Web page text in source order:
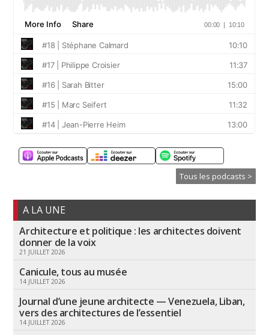
Tous les podcasts >
A LA UNE
Architecture et politique : les architectes doivent
donner de la voix
21 JUILLET 2026
Canicule, tous au musée
14 JUILLET 2026
Journal d’une jeune architecte — Venezuela, Liban,
vers des architectures de l’essentiel
14 JUILLET 2026